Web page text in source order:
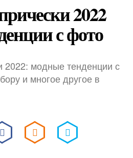
2022
с фото
2022: модные тенденции с
и многое другое в